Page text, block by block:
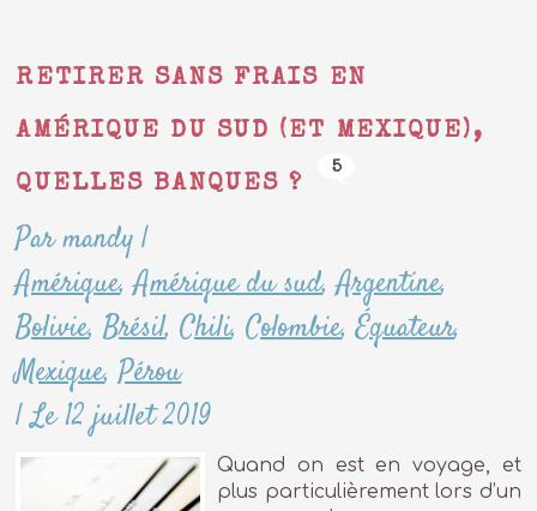
RETIRER SANS FRAIS EN
AMÉRIQUE DU SUD (ET MEXIQUE),
QUELLES BANQUES ?
5
Par mandy |
Amérique,Amérique du sud,Argentine,
Bolivie,Brésil,Chili,Colombie,Équateur,
Mexique,Pérou
|Le 12 juillet 2019
Quand on est en voyage, et
plus particulièrement lors d’un